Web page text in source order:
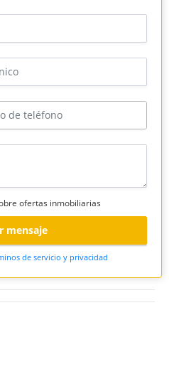
ofertas inmobiliarias
mensaje
de servicio y privacidad